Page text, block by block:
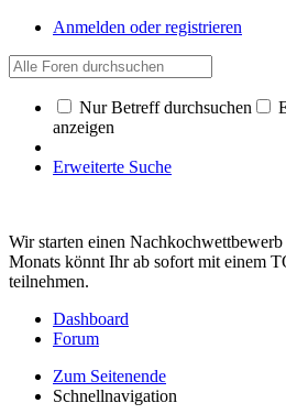
Anmelden oder registrieren
Nur Betreff durchsuchen
anzeigen
Erweiterte Suche
Wir starten einen
Monats könnt Ihr ab sofort mit einem
teilnehmen.
Dashboard
Forum
Zum Seitenende
Schnellnavigation